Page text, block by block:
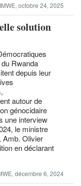
octobre 24, 2025
solution
Rwanda
depuis leur
autour de
génocidaire
une interview
le ministre
Amb. Olivier
en déclarant
décembre 6, 2024